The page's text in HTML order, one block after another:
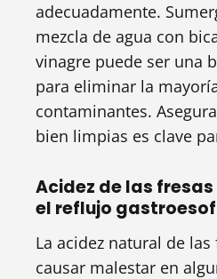
adecuadamente.
mezcla de agua con
vinagre puede ser una
para eliminar la
contaminantes.
bien limpias es clave
Acidez de las
el reflujo
La acidez natural de
causar malestar en